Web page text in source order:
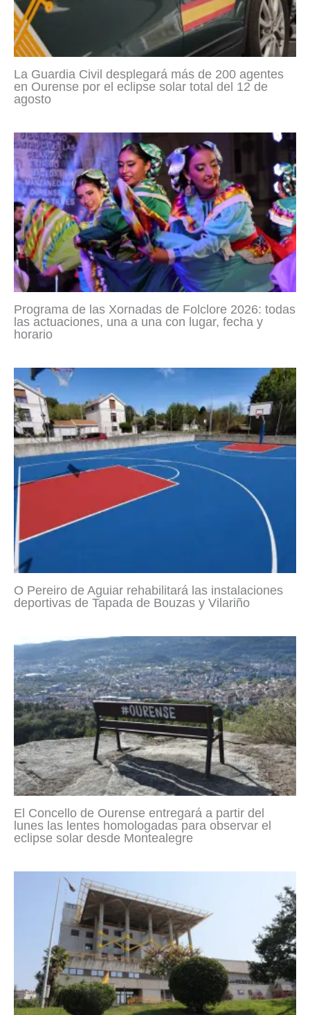
La Guardia Civil desplegará más de 200 agentes
en Ourense por el eclipse solar total del 12 de
agosto
Programa de las Xornadas de Folclore 2026: todas
las actuaciones, una a una con lugar, fecha y
horario
O Pereiro de Aguiar rehabilitará las instalaciones
deportivas de Tapada de Bouzas y Vilariño
El Concello de Ourense entregará a partir del
lunes las lentes homologadas para observar el
eclipse solar desde Montealegre